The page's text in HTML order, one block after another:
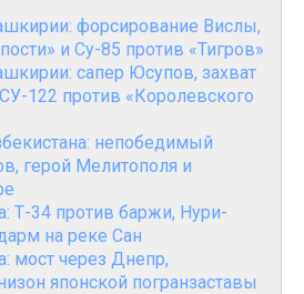
форсирование Вислы,
и Су-85 против «Тигров»
сапер Юсупов, захват
122 против «Королевского
непобедимый
герой Мелитополя и
Т-34 против баржи, Нури-
на реке Сан
мост через Днепр,
японской погранзаставы